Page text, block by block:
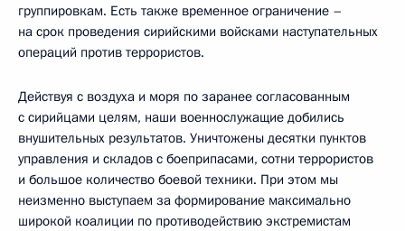
группировкам. Есть также временное ограничение –
на срок проведения сирийскими войсками наступательных
операций против террористов.
Действуя с воздуха и моря по заранее согласованным
с сирийцами целям, наши военнослужащие добились
внушительных результатов. Уничтожены десятки пунктов
управления и складов с боеприпасами, сотни террористов
и большое количество боевой техники. При этом мы
неизменно выступаем за формирование максимально
широкой коалиции по противодействию экстремистам